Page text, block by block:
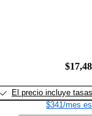
El precio incluye tasas
$341/mes